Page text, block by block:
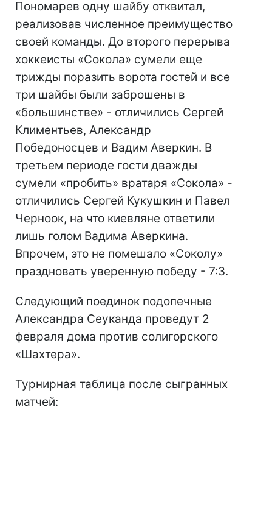
Пономарев одну шайбу отквитал,
реализовав численное преимущество
своей команды. До второго перерыва
хоккеисты «Сокола» сумели еще
трижды поразить ворота гостей и все
три шайбы были заброшены в
«большинстве» - отличились Сергей
Климентьев, Александр
Победоносцев и Вадим Аверкин. В
третьем периоде гости дважды
сумели «пробить» вратаря «Сокола» -
отличились Сергей Кукушкин и Павел
Черноок, на что киевляне ответили
лишь голом Вадима Аверкина.
Впрочем, это не помешало «Соколу»
праздновать уверенную победу - 7:3.
Следующий поединок подопечные
Александра Сеуканда проведут 2
февраля дома против солигорского
«Шахтера».
Турнирная таблица после сыгранных
матчей: